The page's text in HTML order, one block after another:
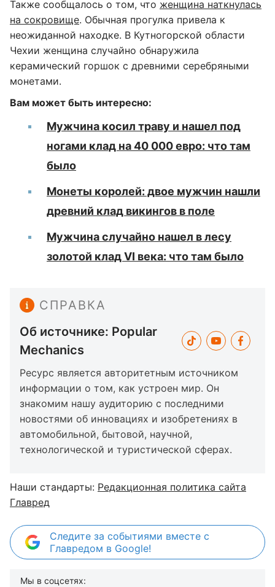
Также сообщалось о том, что женщина наткнулась
на сокровище. Обычная прогулка привела к
неожиданной находке. В Кутногорской области
Чехии женщина случайно обнаружила
керамический горшок с древними серебряными
монетами.
Вам может быть интересно:
Мужчина косил траву и нашел под
ногами клад на 40 000 евро: что там
было
Монеты королей: двое мужчин нашли
древний клад викингов в поле
Мужчина случайно нашел в лесу
золотой клад VI века: что там было
СПРАВКА
Об источнике: Popular
Mechanics
Ресурс является авторитетным источником
информации о том, как устроен мир. Он
знакомим нашу аудиторию с последними
новостями об инновациях и изобретениях в
автомобильной, бытовой, научной,
технологической и туристической сферах.
Наши стандарты: Редакционная политика сайта
Главред
Следите за событиями вместе с
Главредом в Google!
Мы в соцсетях: